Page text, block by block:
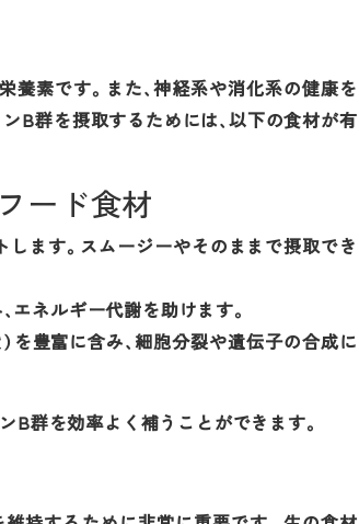
養素です。また、神経系や消化系の健康を
B群を摂取するためには、以下の食材が有
ード食材
します。スムージーやそのままで摂取でき
エネルギー代謝を助けます。
を豊富に含み、細胞分裂や遺伝子の合成に
B群を効率よく補うことができます。